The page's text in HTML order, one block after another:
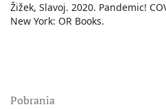
Pobrania
Žižek, Slavoj. 2020. Pandemic!
New York: OR Books.